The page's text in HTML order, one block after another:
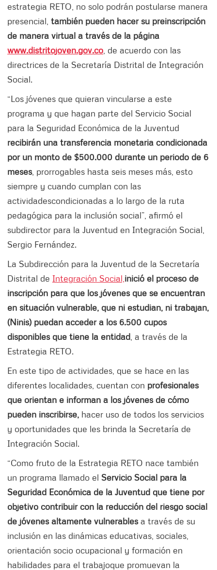
estrategia RETO, no solo podrán postularse manera
presencial, también pueden hacer su preinscripción
de manera virtual a través de la página
www.distritojoven.gov.co , de acuerdo con las
directrices de la Secretaría Distrital de Integración
Social.
“Los jóvenes que quieran vincularse a este
programa y que hagan parte del Servicio Social
para la Seguridad Económica de la Juventud
recibirán una transferencia monetaria condicionada
por un monto de $500.000 durante un periodo de 6
meses, prorrogables hasta seis meses más, esto
siempre y cuando cumplan con las
actividadescondicionadas a lo largo de la ruta
pedagógica para la inclusión social”, afirmó el
subdirector para la Juventud en Integración Social,
Sergio Fernández.
La Subdirección para la Juventud de la Secretaría
Distrital de Integración Social, inició el proceso de
inscripción para que los jóvenes que se encuentran
en situación vulnerable, que ni estudian, ni trabajan,
(Ninis) puedan acceder a los 6.500 cupos
disponibles que tiene la entidad , a través de la
Estrategia RETO.
En este tipo de actividades, que se hace en las
diferentes localidades, cuentan con profesionales
que orientan e informan a los jóvenes de cómo
pueden inscribirse, hacer uso de todos los servicios
y oportunidades que les brinda la Secretaría de
Integración Social.
“Como fruto de la Estrategia RETO nace también
un programa llamado el Servicio Social para la
Seguridad Económica de la Juventud que tiene por
objetivo contribuir con la reducción del riesgo social
de jóvenes altamente vulnerablesa través de su
inclusión en las dinámicas educativas, sociales,
orientación socio ocupacional y formación en
habilidades para el trabajoque promuevan la